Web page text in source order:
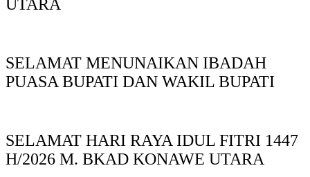
UTARA
SELAMAT MENUNAIKAN IBADAH
PUASA BUPATI DAN WAKIL BUPATI
SELAMAT HARI RAYA IDUL FITRI 1447
H/2026 M. BKAD KONAWE UTARA